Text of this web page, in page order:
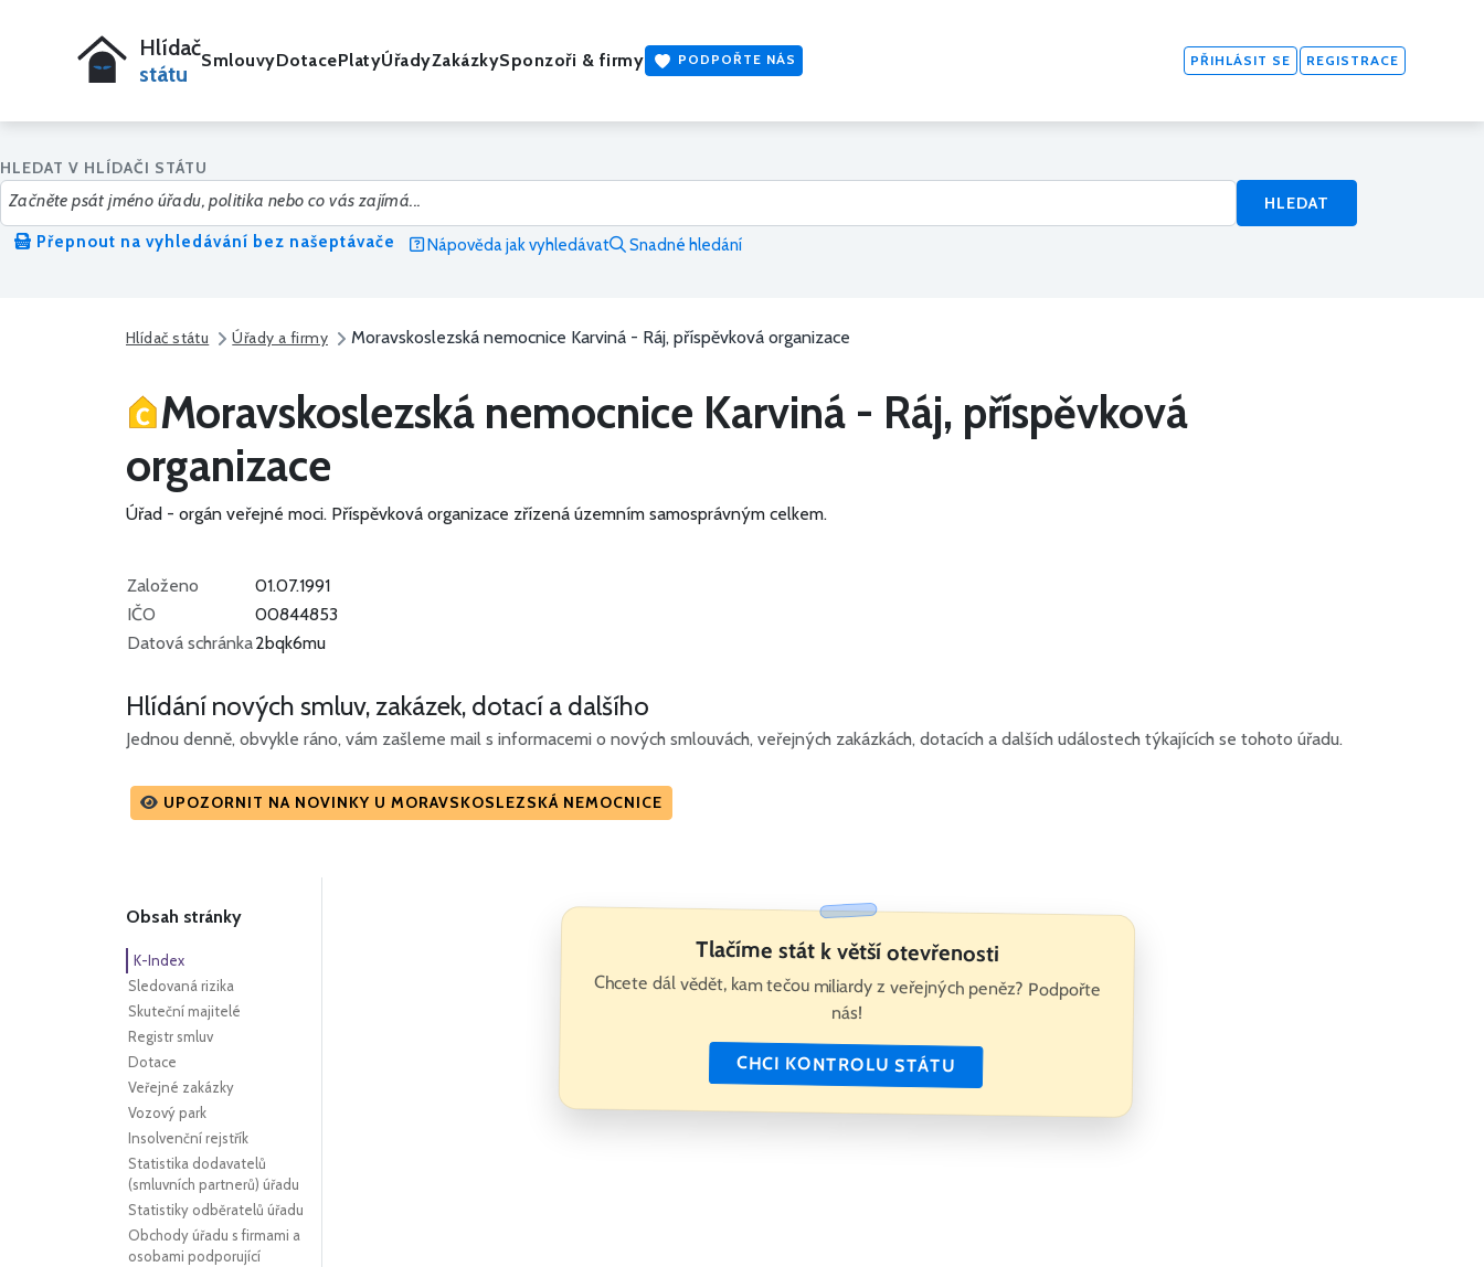
Hlídač
státu
SmlouvyDotacePlatyÚřadyZakázkySponzoři & firmy PODPOŘTE NÁS PŘIHLÁSIT SE REGISTRACE
HLEDAT V HLÍDAČI STÁTU
HLEDAT
Přepnout na vyhledávání bez našeptávače
Nápověda jak vyhledávat Snadné hledání
Hlídač státu Úřady a firmy Moravskoslezská nemocnice Karviná - Ráj, příspěvková organizace
Moravskoslezská nemocnice Karviná - Ráj, příspěvková
organizace
Úřad - orgán veřejné moci. Příspěvková organizace zřízená územním samosprávným celkem.
Založeno
01.07.1991
IČO
00844853
Datová schránka2bqk6mu
Hlídání nových smluv, zakázek, dotací a dalšího
Jednou denně, obvykle ráno, vám zašleme mail s informacemi o nových smlouvách, veřejných zakázkách, dotacích a dalších událostech týkajících se tohoto úřadu.
UPOZORNIT NA NOVINKY U MORAVSKOSLEZSKÁ NEMOCNICE
Obsah stránky
K-Index
Sledovaná rizika
Skuteční majitelé
Registr smluv
Dotace
Veřejné zakázky
Vozový park
Insolvenční rejstřík
Statistika dodavatelů
(smluvních partnerů) úřadu
Statistiky odběratelů úřadu
Obchody úřadu s firmami a
osobami podporující
Tlačíme stát k větší otevřenosti
Chcete dál vědět, kam tečou miliardy z veřejných peněz? Podpořte
nás!
CHCI KONTROLU STÁTU